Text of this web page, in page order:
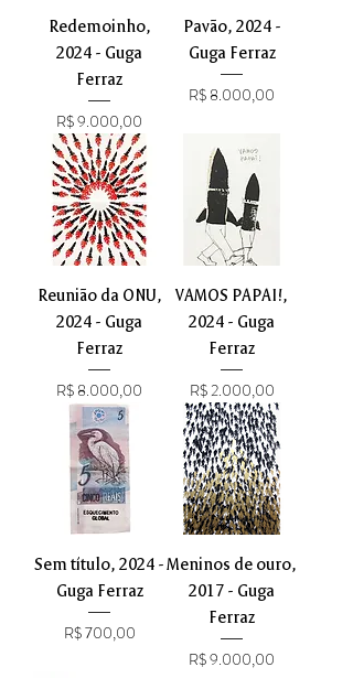
Redemoinho,
2024 - Guga
Ferraz
Preço
R$ 9.000,00
Pavão, 2024 -
Guga Ferraz
Preço
R$ 8.000,00
Reunião da ONU,
2024 - Guga
Ferraz
Preço
R$ 8.000,00
VAMOS PAPAI!,
2024 - Guga
Ferraz
Preço
R$ 2.000,00
Sem título, 2024 -
Guga Ferraz
Preço
R$ 700,00
Meninos de ouro,
2017 - Guga
Ferraz
Preço
R$ 9.000,00